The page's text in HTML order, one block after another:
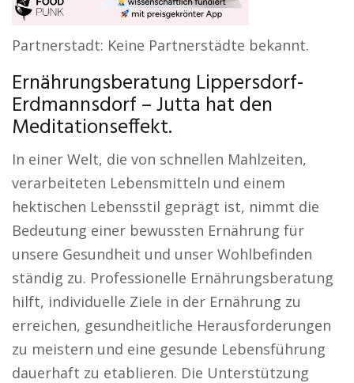
Partnerstadt: Keine Partnerstädte bekannt.
Ernährungsberatung Lippersdorf-
Erdmannsdorf – Jutta hat den
Meditationseffekt.
In einer Welt, die von schnellen Mahlzeiten,
verarbeiteten Lebensmitteln und einem
hektischen Lebensstil geprägt ist, nimmt die
Bedeutung einer bewussten Ernährung für
unsere Gesundheit und unser Wohlbefinden
ständig zu. Professionelle Ernährungsberatung
hilft, individuelle Ziele in der Ernährung zu
erreichen, gesundheitliche Herausforderungen
zu meistern und eine gesunde Lebensführung
dauerhaft zu etablieren. Die Unterstützung